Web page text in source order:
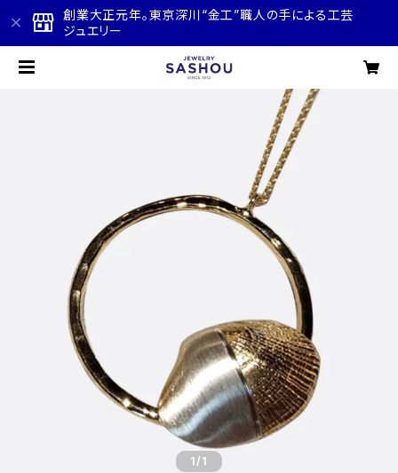
創業大正元年。東京深川“金工”職人の手による工芸
ジュエリー
1/1